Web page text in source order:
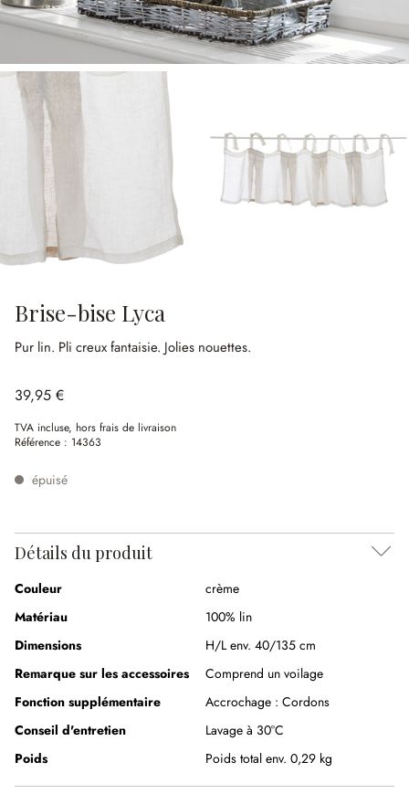
Brise-bise Lyca
Pur lin. Pli creux fantaisie. Jolies nouettes.
39,95 €
TVA incluse, hors frais de livraison
Référence : 14363
épuisé
Détails du produit
Couleur
crème
Matériau
100% lin
Dimensions
H/L env. 40/135 cm
Remarque sur les accessoires
Comprend un voilage
Fonction supplémentaire
Accrochage : Cordons
Conseil d'entretien
Lavage à 30°C
Poids
Poids total env. 0,29 kg